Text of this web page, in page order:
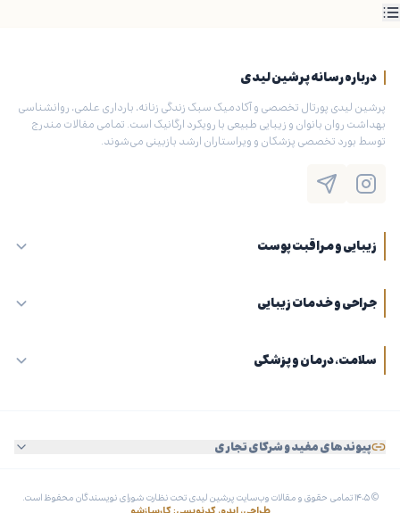
درباره رسانه پرشین لیدی
پرشین لیدی پورتال تخصصی و آکادمیک سبک زندگی زنانه، بارداری علمی، روانشناسی
بهداشت روان بانوان و زیبایی طبیعی با رویکرد ارگانیک است. تمامی مقالات مندرج
توسط بورد تخصصی پزشکان و ویراستاران ارشد بازبینی می‌شوند.
زیبایی و مراقبت پوست
جراحی و خدمات زیبایی
سلامت، درمان و پزشکی
پیوندهای مفید و شرکای تجاری
© ۱۴۰۵ تمامی حقوق و مقالات وب‌سایت پرشین لیدی تحت نظارت شورای نویسندگان محفوظ است.